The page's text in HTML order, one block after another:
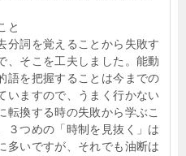
と
分詞を覚えることから失敗す
、そこを工夫しました。能動
語を把握することは今までの
いますので、うまく行かない
転換する時の失敗から学ぶこ
３つめの「時制を見抜く」は
多いですが、それでも油断は